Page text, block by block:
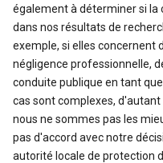
également à déterminer si
dans nos résultats de
exemple, si elles concernent
négligence professionnelle,
conduite publique en tant
cas sont complexes,
nous ne sommes pas les
pas d'accord avec notre
autorité locale de protection